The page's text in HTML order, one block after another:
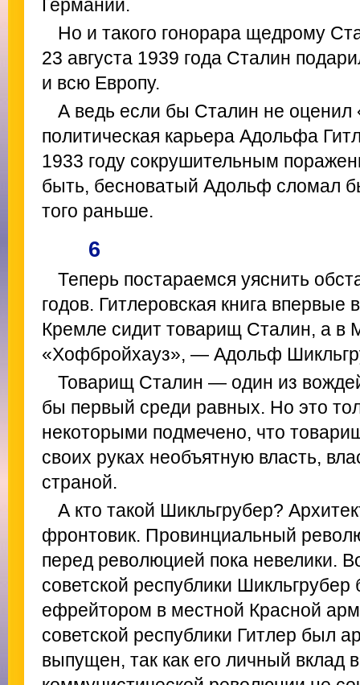
Германии.
Но и такого гонорара щедрому
23 августа 1939 года Сталин
и всю Европу.
А ведь если бы Сталин не
политическая карьера Адольфа
1933 году сокрушительным
быть, бесноватый Адольф сломал
того раньше.
6
Теперь постараемся уяснить
годов. Гитлеровская книга впервые
Кремле сидит товарищ Сталин, а в
«Хофбройхауз», — Адольф
Товарищ Сталин — один из
бы первый среди равных. Но это
некоторыми подмечено, что
своих руках необъятную власть,
страной.
А кто такой Шикльгрубер?
фронтовик. Провинциальный
перед революцией пока невелики.
советской республики
ефрейтором в местной Красной
советской республики Гитлер был
выпущен, так как его личный вклад